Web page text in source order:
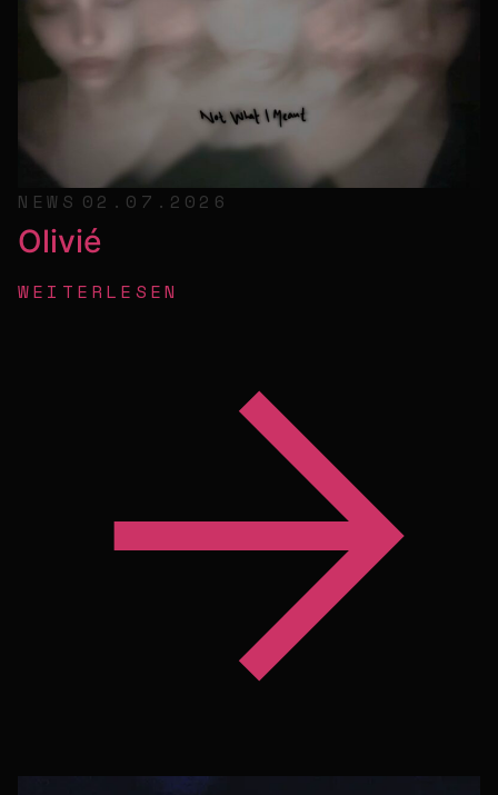
NEWS 02.07.2026
Olivié
WEITERLESEN